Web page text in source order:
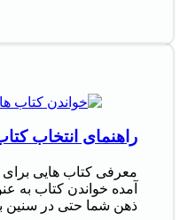
راهنمای انتخاب
معرفی کتاب هایی
آمده خواندن کتاب به
ذهن شما حتی در سنین